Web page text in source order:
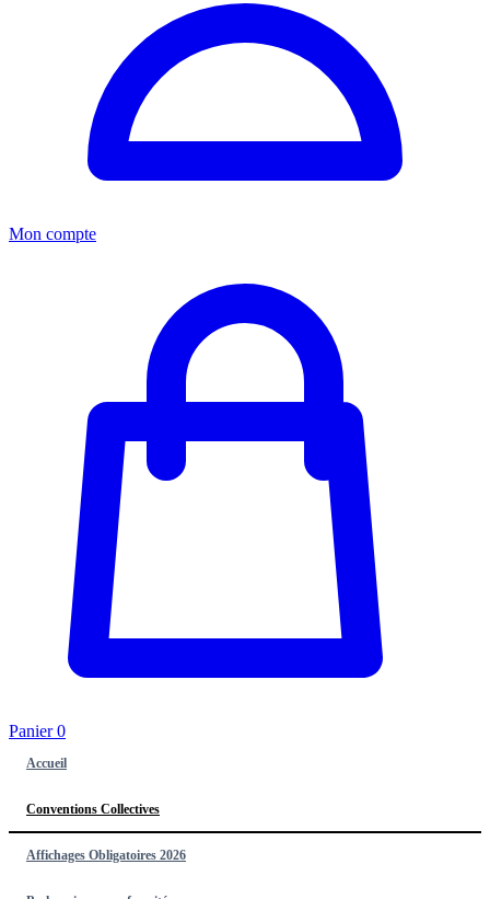
Mon compte
Panier0
Accueil
Conventions Collectives
Affichages Obligatoires 2026